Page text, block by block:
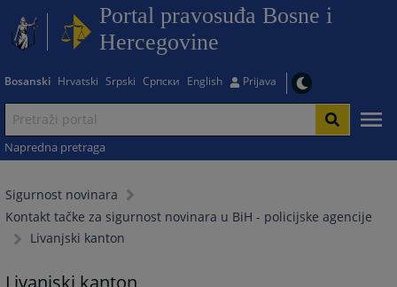
Portal pravosuđa Bosne i
Hercegovine
Bosanski Hrvatski Srpski Српски English Prijava
Napredna pretraga
Sigurnost novinara
Kontakt tačke za sigurnost novinara u BiH - policijske agencije
Livanjski kanton
Livanjski kanton